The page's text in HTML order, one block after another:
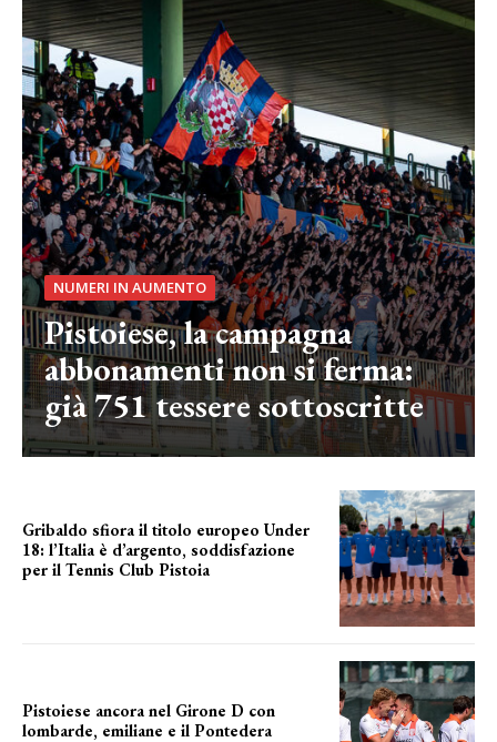
NUMERI IN AUMENTO
Pistoiese, la campagna
abbonamenti non si ferma:
già 751 tessere sottoscritte
Gribaldo sfiora il titolo europeo Under
18: l’Italia è d’argento, soddisfazione
per il Tennis Club Pistoia
Pistoiese ancora nel Girone D con
lombarde, emiliane e il Pontedera